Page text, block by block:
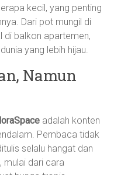
kecil, yang penting
Dari pot mungil di
di balkon apartemen,
yang lebih hijau.
Namun
adalah konten
Pembaca tidak
selalu hangat dan
mulai dari cara